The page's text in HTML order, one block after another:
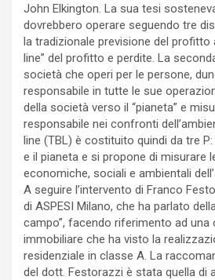
John Elkington. La sua tesi
dovrebbero operare seguendo tre
la tradizionale previsione del profitto
line” del profitto e perdite. La
società che operi per le persone,
responsabile in tutte le sue
della società verso il “pianeta” e
responsabile nei confronti
line (TBL) è costituito quindi da tre
e il pianeta e si propone di misurare
economiche, sociali e ambientali
A seguire l’intervento di Franco
di ASPESI Milano, che ha parlato
campo”, facendo riferimento ad una
immobiliare che ha visto la
residenziale in classe A. La
del dott. Festorazzi è stata quella di